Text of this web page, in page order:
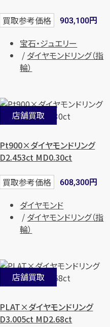
買取参考価格 903,100円
宝石・ジュエリー
ダイヤモンドリング（指
輪）
店舗買取
Pt900×ダイヤモンドリング
D2.453ct MD0.30ct
買取参考価格 608,300円
ダイヤモンド
ダイヤモンドリング（指
輪）
店舗買取
PLAT×ダイヤモンドリング
D3.005ct MD2.68ct